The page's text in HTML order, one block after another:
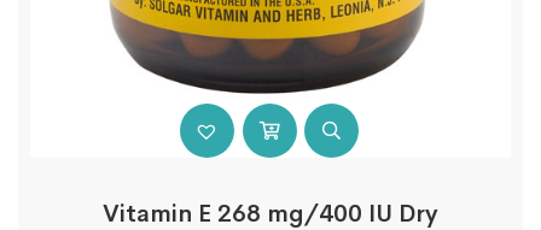
Vitamin E 268 mg/400 IU Dry